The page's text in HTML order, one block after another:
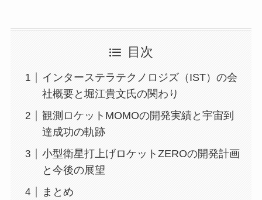
目次
インターステラテクノロジズ（IST）の会
社概要と堀江貴文氏の関わり
観測ロケットMOMOの開発実績と宇宙到
達成功の軌跡
小型衛星打上げロケットZEROの開発計画
と今後の展望
まとめ